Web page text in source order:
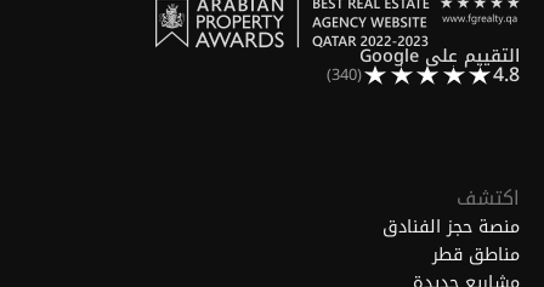
التقييم على Google
4.8
(340)
اكتشف
منصة حجز الفنادق
مناطق قطر